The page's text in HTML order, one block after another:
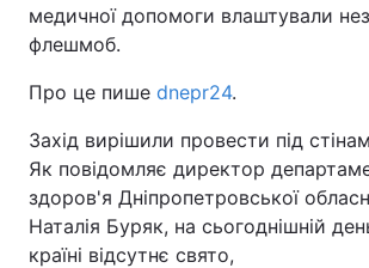
медичної допомоги влаштували
флешмоб.
Про це пише dnepr24.
Захід вирішили провести під
Як повідомляє директор
здоров'я Дніпропетровської
Наталія Буряк, на сьогоднішній
країні відсутнє свято,